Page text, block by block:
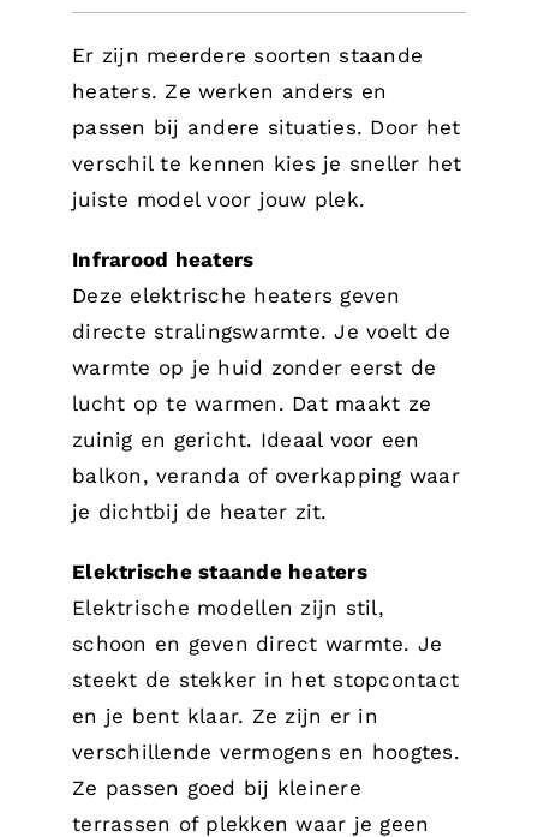
Er zijn meerdere soorten staande
heaters. Ze werken anders en
passen bij andere situaties. Door het
verschil te kennen kies je sneller het
juiste model voor jouw plek.
Infrarood heaters
Deze elektrische heaters geven
directe stralingswarmte. Je voelt de
warmte op je huid zonder eerst de
lucht op te warmen. Dat maakt ze
zuinig en gericht. Ideaal voor een
balkon, veranda of overkapping waar
je dichtbij de heater zit.
Elektrische staande heaters
Elektrische modellen zijn stil,
schoon en geven direct warmte. Je
steekt de stekker in het stopcontact
en je bent klaar. Ze zijn er in
verschillende vermogens en hoogtes.
Ze passen goed bij kleinere
terrassen of plekken waar je geen